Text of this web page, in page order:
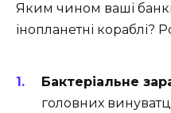
Яким чином ваші
інопланетні кораблі?
Бактеріальне
головних